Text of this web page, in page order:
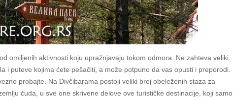
omiljenih aktivnosti koju upražnjavaju tokom odmora. Ne zahteva veliki
i puteve kojima ćete pešačiti, a može potpuno da vas opusti i preporodi.
probajte. Na Divčibarama postoji veliki broj obeleženih staza za
čuda, u sve one skrivene delove ove turističke destinacije, koji samo